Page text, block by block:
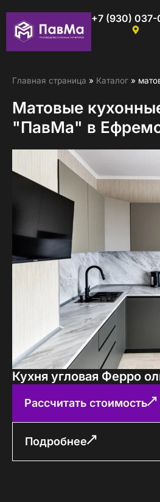
+7 (930) 037-
Главная страница » Каталог »
Матовые
"ПавМа" в
Кухня угловая Ферро
Рассчитать стоимость
Подробнее